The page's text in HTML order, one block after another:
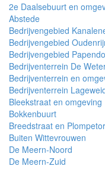
2e Daalsebuurt en
Abstede
Bedrijvengebied
Bedrijvengebied
Bedrijvengebied
Bedrijventerrein De
Bedrijventerrein en
Bedrijventerrein
Bleekstraat en omgeving
Bokkenbuurt
Breedstraat en
Buiten Wittevrouwen
De Meern-Noord
De Meern-Zuid